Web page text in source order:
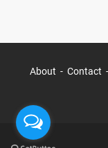
About Contact